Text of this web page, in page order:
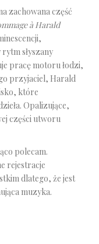
zachowana część
à Harald
słyszany
pracę motoru łodzi,
przyjaciel, Harald
które
Opalizujące,
części utworu
polecam.
rejestracje
dlatego, że jest
muzyka.